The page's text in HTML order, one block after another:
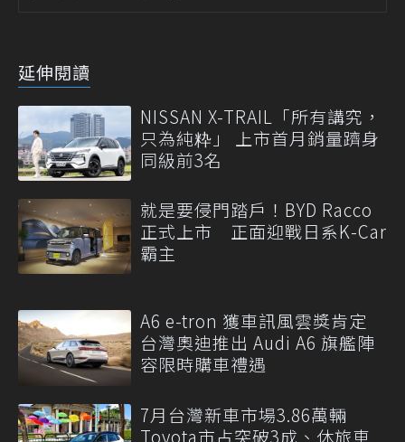
延伸閱讀
NISSAN X-TRAIL「所有講究，
只為純粋」 上市首月銷量躋身
同級前3名
就是要侵門踏戶！BYD Racco
正式上市 正面迎戰日系K-Car
霸主
A6 e-tron 獲車訊風雲獎肯定
台灣奧迪推出 Audi A6 旗艦陣
容限時購車禮遇
7月台灣新車市場3.86萬輛
Toyota市占突破3成、休旅車